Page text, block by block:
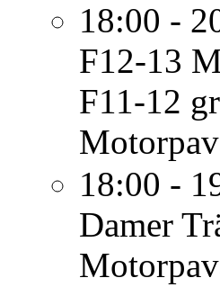
18:00 -
F12-13
F11-12
18:00 -
Damer